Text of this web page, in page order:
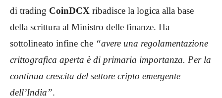
di trading CoinDCX ribadisce la logica alla base
della scrittura al Ministro delle finanze. Ha
sottolineato infine che “avere una regolamentazione
crittografica aperta è di primaria importanza. Per la
continua crescita del settore cripto emergente
dell’India”.